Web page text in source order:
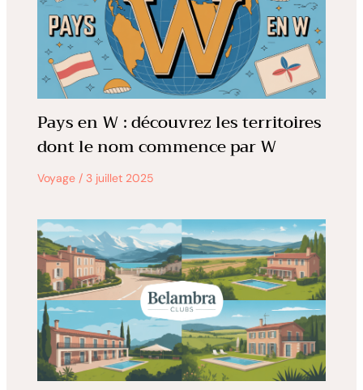
Pays en W : découvrez les territoires
dont le nom commence par W
Voyage/ 3 juillet 2025